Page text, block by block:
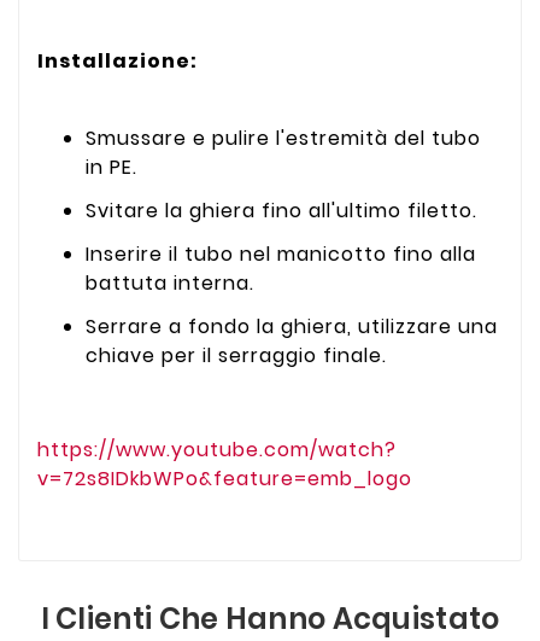
Installazione:
Smussare e pulire l'estremità del tubo
in PE.
Svitare la ghiera fino all'ultimo filetto.
Inserire il tubo nel manicotto fino alla
battuta interna.
Serrare a fondo la ghiera, utilizzare una
chiave per il serraggio finale.
https://www.youtube.com/watch?
v=72s8IDkbWPo&feature=emb_logo
I Clienti Che Hanno Acquistato